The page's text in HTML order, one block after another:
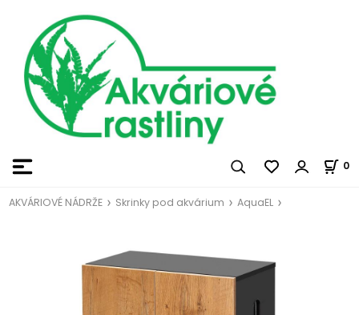
0
AKVÁRIOVÉ NÁDRŽE Skrinky pod akvárium AquaEL